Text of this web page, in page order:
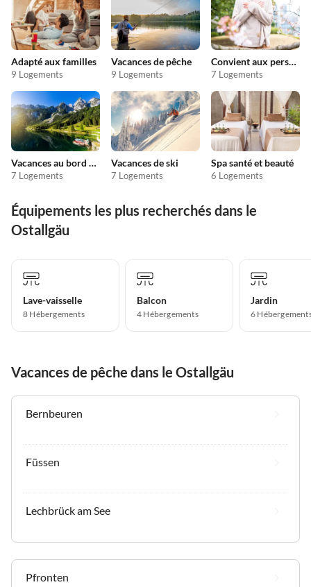
Adapté aux familles
9 Logements
Vacances de pêche
9 Logements
Convient aux personnes allergiques
7 Logements
Vacances au bord du lac
7 Logements
Vacances de ski
7 Logements
Spa santé et beauté
6 Logements
Équipements les plus recherchés dans le
Ostallgäu
Lave-vaisselle
8 Hébergements
Balcon
4 Hébergements
Jardin
6
Vacances de pêche dans le Ostallgäu
Bernbeuren
Füssen
Lechbrück am See
Pfronten